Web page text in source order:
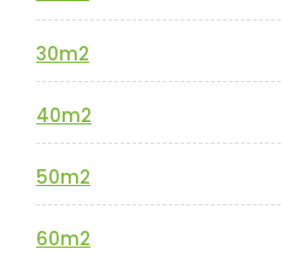
30m2
40m2
50m2
60m2